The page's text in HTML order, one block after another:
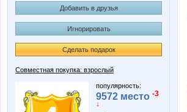
Добавить в друзья
Игнорировать
Сделать подарок
Совместная покупка: взрослый
популярность:
9572 место -3
↓